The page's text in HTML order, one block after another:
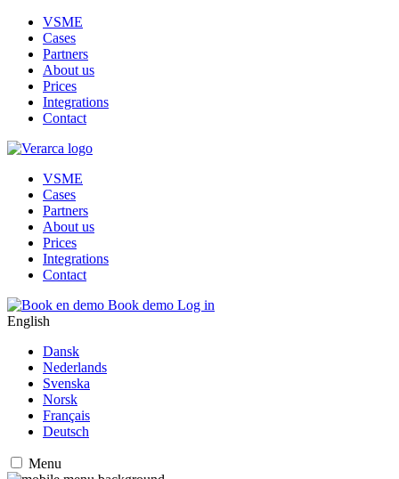
VSME
Cases
Partners
About us
Prices
Integrations
Contact
VSME
Cases
Partners
About us
Prices
Integrations
Contact
Book demo Log in
English
Dansk
Nederlands
Svenska
Norsk
Français
Deutsch
Menu